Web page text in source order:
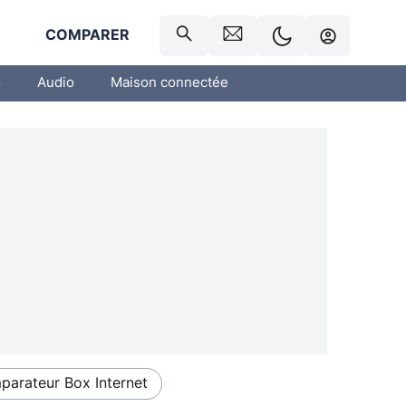
COMPARER
Audio Maison connectée
Box Internet